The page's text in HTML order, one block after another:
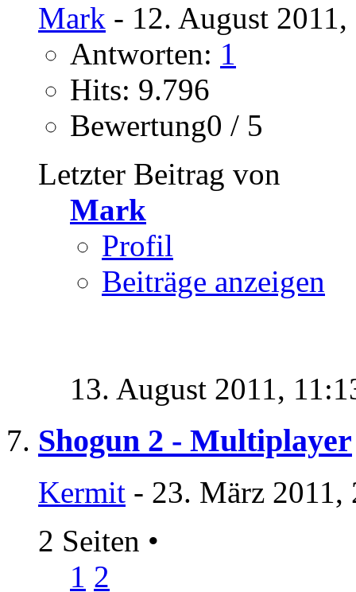
Mark - 12. August
Antworten: 1
Hits: 9.796
Bewertung0 / 5
Letzter Beitrag von
Mark
Profil
Beiträge anzeigen
13. August 2011,
Shogun 2 - Multiplayer
Kermit - 23. März 2011,
2 Seiten •
1 2